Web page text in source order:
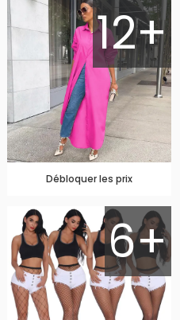
12+
Débloquer les prix
6+